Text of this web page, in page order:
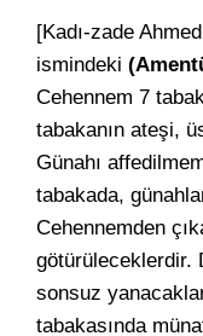
[Kadı-zade
ismindeki
Cehennem 7
tabakanın ateşi,
Günahı
tabakada,
Cehennemden
götürüleceklerdir.
sonsuz
tabakasında